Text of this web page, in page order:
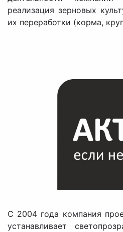
реализация зерновых
их переработки (корма,
C 2004 года компания
устанавливает